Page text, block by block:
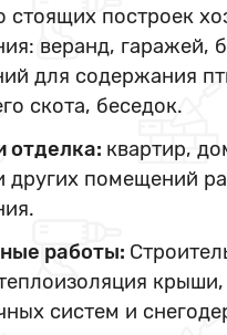
стоящих построек
веранд, гаражей,
для содержания
скота, беседок.
отделка: квартир,
других помещений
работы:
систем и